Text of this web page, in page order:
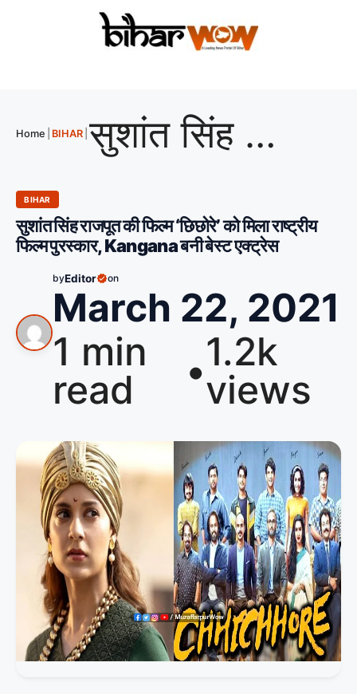
Home BIHAR सुशांत सिंह राजपूत की फिल्म ‘छिछोरे’ को मिला राष्ट्रीय फिल्म पुरस्कार, Kangana बनी बेस्ट एक्ट्रेस
BIHAR
सुशांत सिंह राजपूत की फिल्म ‘छिछोरे’ को मिला राष्ट्रीय
फिल्म पुरस्कार, Kangana बनी बेस्ट एक्ट्रेस
byEditor on
March 22, 2021
1 min
read
•1.2k
views